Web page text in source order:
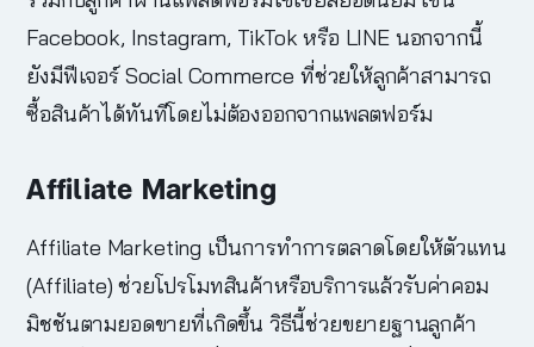
Facebook, Instagram, TikTok หรือ LINE นอกจากนี้
ยังมีฟีเจอร์ Social Commerce ที่ช่วยให้ลูกค้าสามารถ
ซื้อสินค้าได้ทันทีโดยไม่ต้องออกจากแพลตฟอร์ม
Affiliate Marketing
Affiliate Marketing เป็นการทำการตลาดโดยให้ตัวแทน
(Affiliate) ช่วยโปรโมทสินค้าหรือบริการแล้วรับค่าคอม
มิชชันตามยอดขายที่เกิดขึ้น วิธีนี้ช่วยขยายฐานลูกค้า